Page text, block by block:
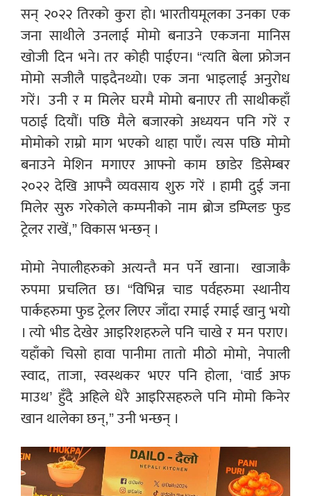
सन् २०२२ तिरको कुरा हो। भारतीयमूलका उनका एक
जना साथीले उनलाई मोमो बनाउने एकजना मानिस
खोजी दिन भने। तर कोही पाईएन। “त्यति बेला फ्रोजन
मोमो सजीलै पाइदैनथ्यो। एक जना भाइलाई अनुरोध
गरें। उनी र म मिलेर घरमै मोमो बनाएर ती साथीकहाँ
पठाई दियौं। पछि मैले बजारको अध्ययन पनि गरें र
मोमोको राम्रो माग भएको थाहा पाएँ। त्यस पछि मोमो
बनाउने मेशिन मगाएर आफ्नो काम छाडेर डिसेम्बर
२०२२ देखि आफ्नै व्यवसाय शुरु गरें । हामी दुई जना
मिलेर सुरु गरेकोले कम्पनीको नाम ब्रोज डम्प्लिङ फुड
ट्रेलर राखें,” विकास भन्छन् ।
मोमो नेपालीहरुको अत्यन्तै मन पर्ने खाना। खाजाकै
रुपमा प्रचलित छ। “विभिन्न चाड पर्वहरुमा स्थानीय
पार्कहरुमा फुड ट्रेलर लिएर जाँदा रमाई रमाई खानु भयो
। त्यो भीड देखेर आइरिशहरुले पनि चाखे र मन पराए।
यहाँको चिसो हावा पानीमा तातो मीठो मोमो, नेपाली
स्वाद, ताजा, स्वस्थकर भएर पनि होला, ‘वार्ड अफ
माउथ’ हुँदै अहिले धेरै आइरिसहरुले पनि मोमो किनेर
खान थालेका छन्,” उनी भन्छन् ।